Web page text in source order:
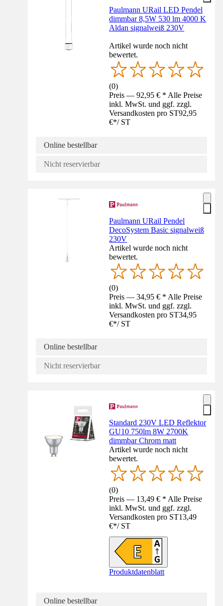
Paulmann URail LED Pendel
dimmbar 8,5W 530 lm 4000 K
Aldan signalweiß 230V
Artikel wurde noch nicht
bewertet.
(0)
Preis — 92,95 € * Alle Preise
inkl. MwSt. und ggf. zzgl.
Versandkosten pro ST92,95
€*/ ST
Online bestellbar
Nicht reservierbar
Paulmann URail Pendel
DecoSystem Basic signalweiß
230V
Artikel wurde noch nicht
bewertet.
(0)
Preis — 34,95 € * Alle Preise
inkl. MwSt. und ggf. zzgl.
Versandkosten pro ST34,95
€*/ ST
Online bestellbar
Nicht reservierbar
Standard 230V LED Reflektor
GU10 750lm 8W 2700K
dimmbar Chrom matt
Artikel wurde noch nicht
bewertet.
(0)
Preis — 13,49 € * Alle Preise
inkl. MwSt. und ggf. zzgl.
Versandkosten pro ST13,49
€*/ ST
Produktdatenblatt
Online bestellbar